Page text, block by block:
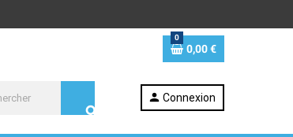
0
0,00 €
search
person Connexion